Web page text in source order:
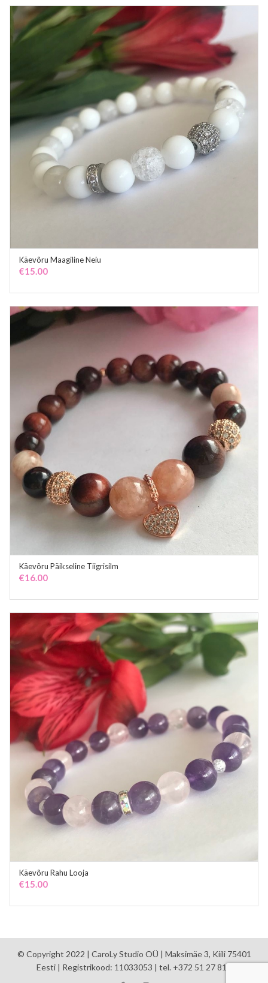
Käevõru Maagiline Neiu
€15.00
Käevõru Päikseline Tiigrisilm
€16.00
Käevõru Rahu Looja
€15.00
© Copyright 2022 | CaroLy Studio OÜ | Maksimäe 3, Kiili 75401
Eesti | Registrikood: 11033053 | tel. +372 51 27 810